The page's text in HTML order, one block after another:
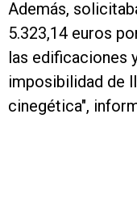
Además,
5.323,14 euros
las edificaciones
imposibilidad de
cinegética",